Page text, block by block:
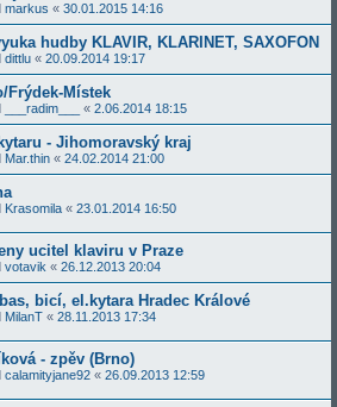
markus « 30.01.2015 14:16
hudby KLAVIR, KLARINET, SAXOFON
dittlu « 20.09.2014 19:17
Frýdek-Místek
___radim___ « 2.06.2014 18:15
- Jihomoravský kraj
Mar.thin « 24.02.2014 21:00
Krasomila « 23.01.2014 16:50
ucitel klaviru v Praze
votavik « 26.12.2013 20:04
bicí, el.kytara Hradec Králové
MilanT « 28.11.2013 17:34
- zpěv (Brno)
calamityjane92 « 26.09.2013 12:59